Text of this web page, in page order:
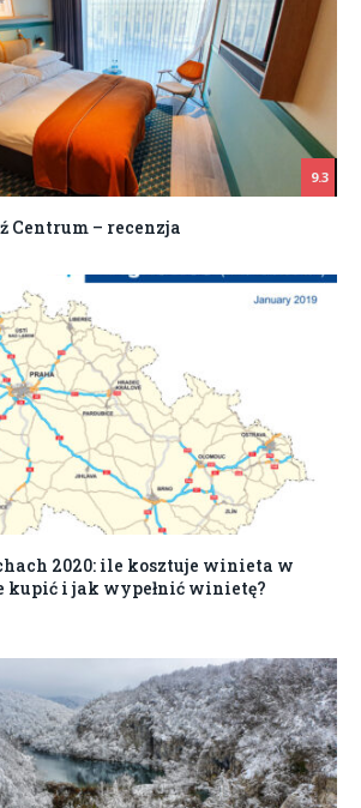
9.3
Centrum – recenzja
2020: ile kosztuje winieta w
kupić i jak wypełnić winietę?